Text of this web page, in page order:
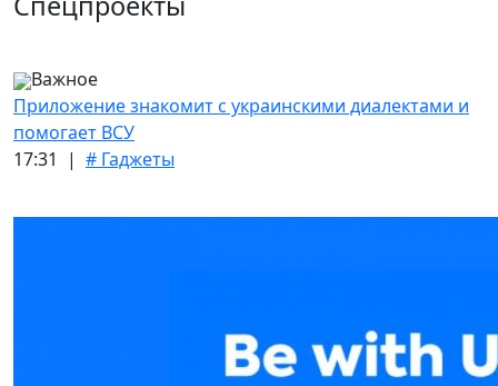
Важное
Приложение знакомит с украинскими диалектами и
помогает ВСУ
17:31 | # Гаджеты